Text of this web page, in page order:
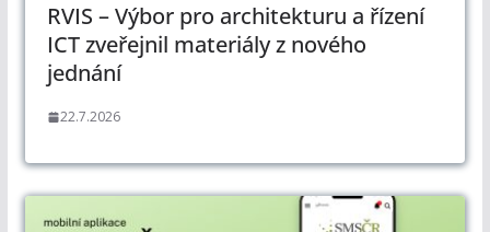
RVIS – Výbor pro architekturu a řízení
ICT zveřejnil materiály z nového
jednání
22.7.2026